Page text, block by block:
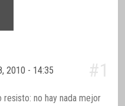
2010 - 14:35 #1
resisto: no hay nada mejor